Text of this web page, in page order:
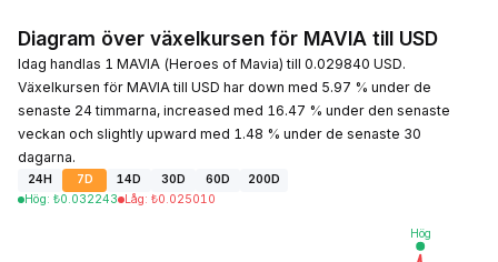
Diagram över växelkursen för MAVIA till USD
Idag handlas 1 MAVIA (Heroes of Mavia) till 0.029840 USD.
Växelkursen för MAVIA till USD har down med 5.97 % under de
senaste 24 timmarna, increased med 16.47 % under den senaste
veckan och slightly upward med 1.48 % under de senaste 30
dagarna.
24H 7D 14D 30D 60D
200D
Hög: ₺0.032243 Låg: ₺0.025010